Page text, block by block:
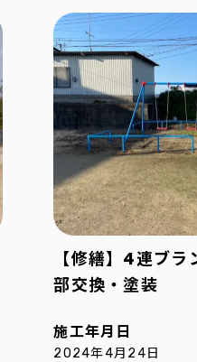
【修繕】4連ブ
部交換・塗装
施工年月日
2024年4月24日